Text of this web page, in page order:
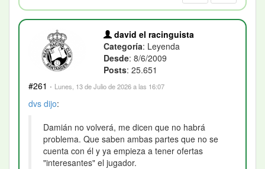
david el racinguista
Categoría: Leyenda
Desde: 8/6/2009
Posts: 25.651
#261 · Lunes, 13 de Julio de 2026 a las 16:07
dvs dijo:
Damián no volverá, me dicen que no habrá
problema. Que saben ambas partes que no se
cuenta con él y ya empieza a tener ofertas
"interesantes" el jugador.